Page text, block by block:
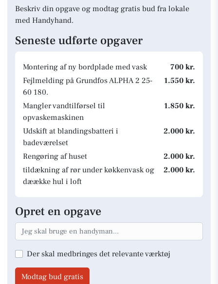
Beskriv din opgave og modtag gratis bud fra lokale
med Handyhand.
Seneste udførte opgaver
Montering af ny bordplade med vask
700 kr.
Fejlmelding på Grundfos ALPHA 2 25-
60 180.
1.550 kr.
Mangler vandtilførsel til
opvaskemaskinen
1.850 kr.
Udskift at blandingsbatteri i
badeværelset
2.000 kr.
Rengøring af huset
2.000 kr.
tildækning af rør under køkkenvask og
dæække hul i loft
2.000 kr.
Opret en opgave
Der skal medbringes det relevante værktøj
Modtag bud gratis